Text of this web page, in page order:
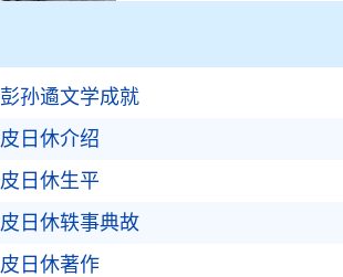
彭孙遹文学成就
皮日休介绍
皮日休生平
皮日休轶事典故
皮日休著作